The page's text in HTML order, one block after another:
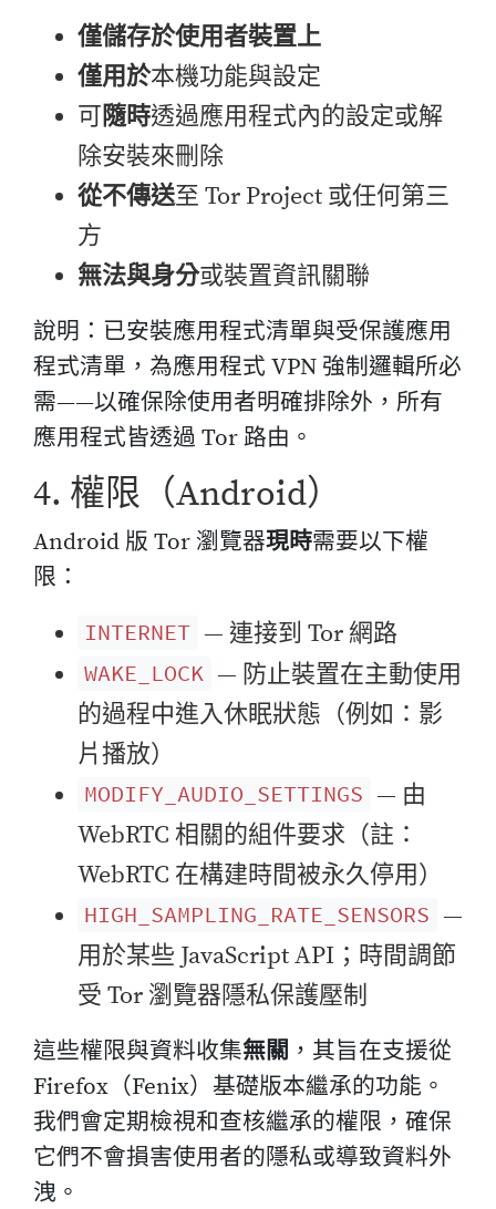
僅儲存於使用者裝置上
僅用於本機功能與設定
可隨時透過應用程式內的設定或解
除安裝來刪除
從不傳送至 Tor Project 或任何第三
方
無法與身分或裝置資訊關聯
說明：已安裝應用程式清單與受保護應用
程式清單，為應用程式 VPN 強制邏輯所必
需——以確保除使用者明確排除外，所有
應用程式皆透過 Tor 路由。
4. 權限（Android）
Android 版 Tor 瀏覽器現時需要以下權
限：
INTERNET — 連接到 Tor 網路
WAKE_LOCK — 防止裝置在主動使用
的過程中進入休眠狀態（例如：影
片播放）
MODIFY_AUDIO_SETTINGS — 由
WebRTC 相關的組件要求（註：
WebRTC 在構建時間被永久停用）
HIGH_SAMPLING_RATE_SENSORS —
用於某些 JavaScript API；時間調節
受 Tor 瀏覽器隱私保護壓制
這些權限與資料收集無關 ，其旨在支援從
Firefox（Fenix）基礎版本繼承的功能。
我們會定期檢視和查核繼承的權限，確保
它們不會損害使用者的隱私或導致資料外
洩。